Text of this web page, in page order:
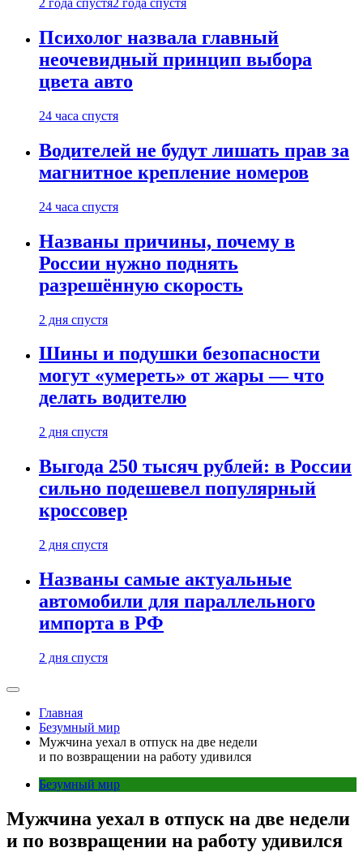
2 года спустя2 года спустя
Психолог назвала главный
неочевидный принцип выбора
цвета авто
24 часа спустя
Водителей не будут лишать прав за
магнитное крепление номеров
24 часа спустя
Названы причины, почему в
России нужно поднять
разрешённую скорость
2 дня спустя
Шины и подушки безопасности
могут «умереть» от жары — что
делать водителю
2 дня спустя
Выгода 250 тысяч рублей: в России
сильно подешевел популярный
кроссовер
2 дня спустя
Названы самые актуальные
автомобили для параллельного
импорта в РФ
2 дня спустя
Главная
Безумный мир
Мужчина уехал в отпуск на две недели
и по возвращении на работу удивился
Безумный мир
Мужчина уехал в отпуск на две недели
и по возвращении на работу удивился